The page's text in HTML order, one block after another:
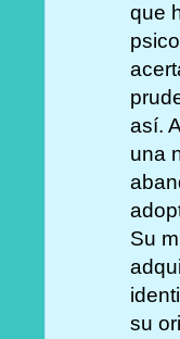
que
así.
una
Su
su